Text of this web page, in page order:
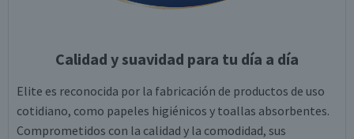
Calidad y suavidad para tu día a día
Elite es reconocida por la fabricación de productos de uso
cotidiano, como papeles higiénicos y toallas absorbentes.
Comprometidos con la calidad y la comodidad, sus